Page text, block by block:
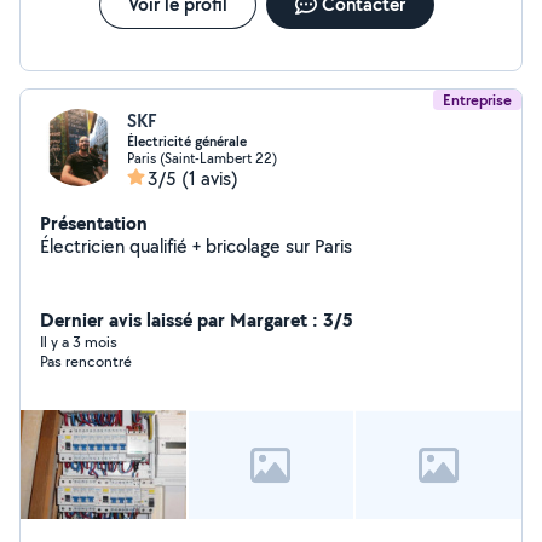
Entreprise
SKF
Électricité générale
Paris (Saint-Lambert 22)
3/5 (1 avis)
Présentation
Électricien qualifié + bricolage sur Paris
Dernier avis laissé par Margaret : 3/5
Il y a 3 mois
Pas rencontré